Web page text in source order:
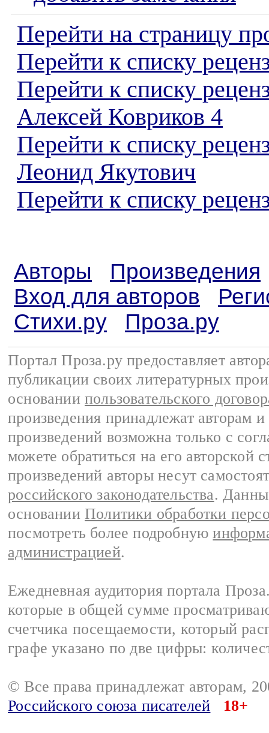
Перейти на страницу
Перейти к списку
Перейти к списку
Алексей Ковриков 4
Перейти к списку
Леонид Якутович
Перейти к списку
Авторы
Произведения
Вход для авторов
Стихи.ру
Проза.ру
Портал Проза.ру предоставляет
публикации своих литературных
основании пользовательского
произведения принадлежат авторам
произведений возможна только с
можете обратиться на его авторской
произведений авторы несут
российского законодательства.
основании Политики обработки
посмотреть более подробную
администрацией.
Ежедневная аудитория портала
которые в общей сумме
счетчика посещаемости, который
графе указано по две цифры:
© Все права принадлежат авторам,
Российского союза писателей
18+